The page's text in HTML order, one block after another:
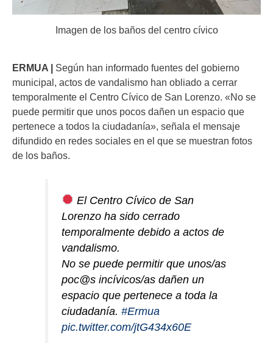
Imagen de los baños del centro cívico
ERMUA | Según han informado fuentes del gobierno
municipal, actos de vandalismo han obliado a cerrar
temporalmente el Centro Cívico de San Lorenzo. «No se
puede permitir que unos pocos dañen un espacio que
pertenece a todos la ciudadanía», señala el mensaje
difundido en redes sociales en el que se muestran fotos
de los baños.
El Centro Cívico de San
Lorenzo ha sido cerrado
temporalmente debido a actos de
vandalismo.
No se puede permitir que unos/as
poc@s incívicos/as dañen un
espacio que pertenece a toda la
ciudadanía. #Ermua
pic.twitter.com/jtG434x60E